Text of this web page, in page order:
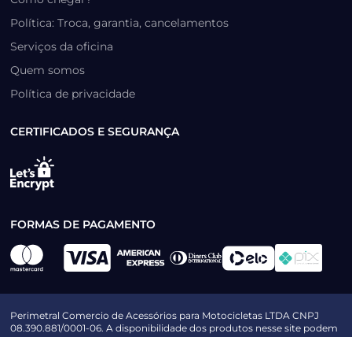
Política: Troca, garantia, cancelamentos
Serviços da oficina
Quem somos
Política de privacidade
CERTIFICADOS E SEGURANÇA
FORMAS DE PAGAMENTO
Perimetral Comercio de Acessórios para Motocicletas LTDA CNPJ
08.390.881/0001-06. A disponibilidade dos produtos nesse site podem